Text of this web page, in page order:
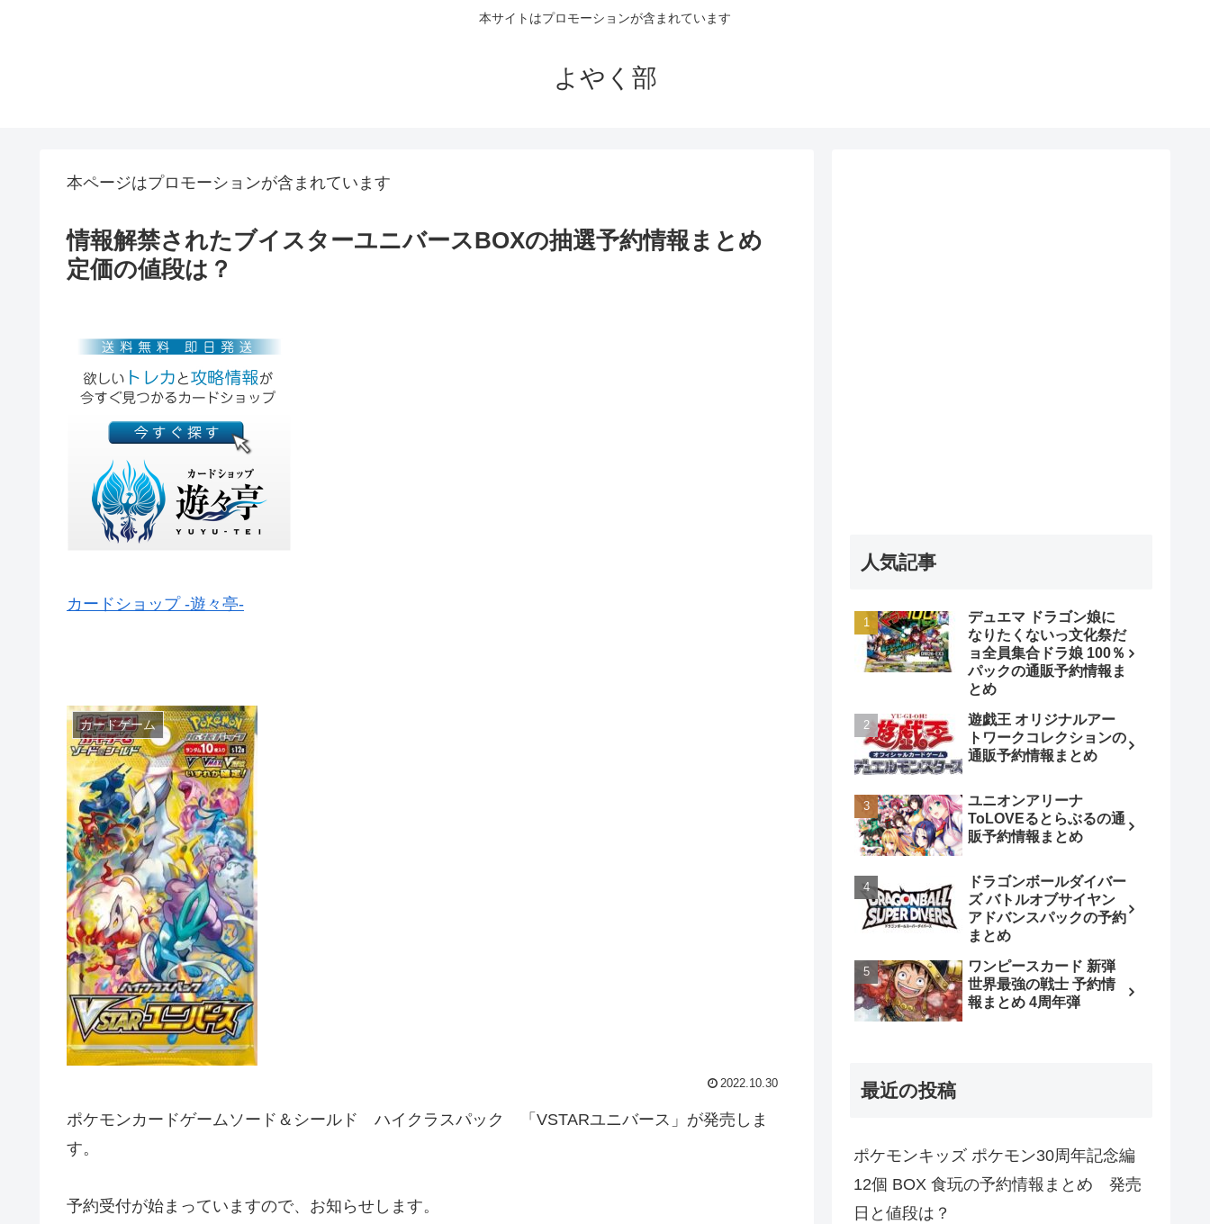
本サイトはプロモーションが含まれています
よやく部
本ページはプロモーションが含まれています
情報解禁されたブイスターユニバースBOXの抽選予約情報まとめ
定価の値段は？
カードショップ -遊々亭-
カードゲーム
2022.10.30
ポケモンカードゲームソード＆シールド ハイクラスパック 「VSTARユニバース」が発売しま
す。
予約受付が始まっていますので、お知らせします。
人気記事
デュエマ ドラゴン娘に
なりたくないっ文化祭だ
ョ全員集合ドラ娘 100％
パックの通販予約情報ま
とめ
遊戯王 オリジナルアー
トワークコレクションの
通販予約情報まとめ
ユニオンアリーナ
ToLOVEるとらぶるの通
販予約情報まとめ
ドラゴンボールダイバー
ズ バトルオブサイヤン
アドバンスパックの予約
まとめ
ワンピースカード 新弾
世界最強の戦士 予約情
報まとめ 4周年弾
最近の投稿
ポケモンキッズ ポケモン30周年記念編
12個 BOX 食玩の予約情報まとめ 発売
日と値段は？